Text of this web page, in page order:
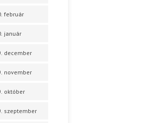
február
január
december
november
október
szeptember